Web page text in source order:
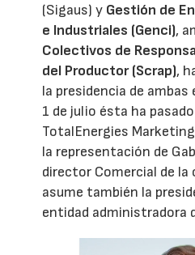
(Sigaus) y Gestión de
e Industriales (Genci),
Colectivos de
del Productor (Scrap),
la presidencia de ambas
1 de julio ésta ha
TotalEnergies Marketing
la representación de
director Comercial de la
asume también la
entidad administradora